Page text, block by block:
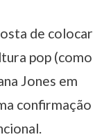
de colocar
pop (como
Jones em
confirmação